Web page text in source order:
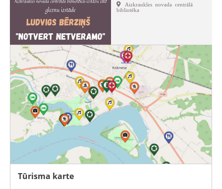
Aizkraukles novada centrālā
bibliotēka
Tūrisma karte